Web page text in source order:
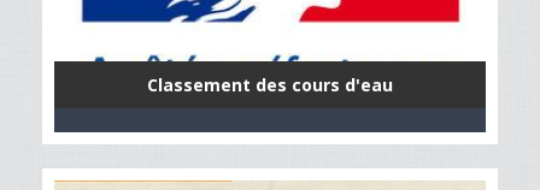
Classement des cours d'eau